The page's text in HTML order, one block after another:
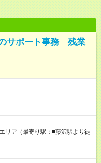
サポート事務 残業
リア（最寄り駅：■藤沢駅より徒